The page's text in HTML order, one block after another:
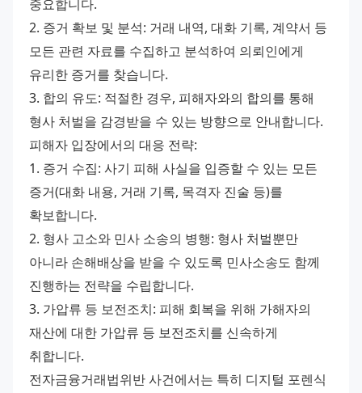
중요합니다.
2. 증거 확보 및 분석: 거래 내역, 대화 기록, 계약서 등
모든 관련 자료를 수집하고 분석하여 의뢰인에게
유리한 증거를 찾습니다.
3. 합의 유도: 적절한 경우, 피해자와의 합의를 통해
형사 처벌을 감경받을 수 있는 방향으로 안내합니다.
피해자 입장에서의 대응 전략:
1. 증거 수집: 사기 피해 사실을 입증할 수 있는 모든
증거(대화 내용, 거래 기록, 목격자 진술 등)를
확보합니다.
2. 형사 고소와 민사 소송의 병행: 형사 처벌뿐만
아니라 손해배상을 받을 수 있도록 민사소송도 함께
진행하는 전략을 수립합니다.
3. 가압류 등 보전조치: 피해 회복을 위해 가해자의
재산에 대한 가압류 등 보전조치를 신속하게
취합니다.
전자금융거래법위반 사건에서는 특히 디지털 포렌식